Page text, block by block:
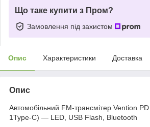
Що таке купити з Пром?
Замовлення під захистом
Опис Характеристики Доставка
Опис
Автомобільний FM-трансмітер Vention
1Type-C) — LED, USB Flash, Bluetooth